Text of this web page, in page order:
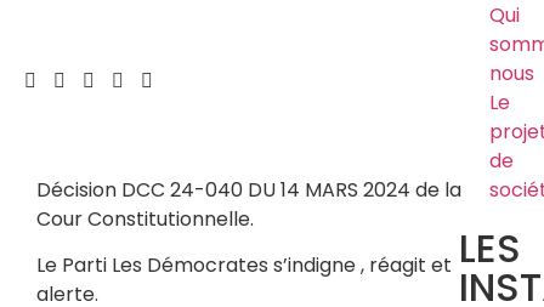
Qui
nous
Le
de
LES
Décision DCC 24-040 DU 14 MARS 2024 de la
Cour Constitutionnelle.
Le Parti Les Démocrates s’indigne , réagit et
alerte.